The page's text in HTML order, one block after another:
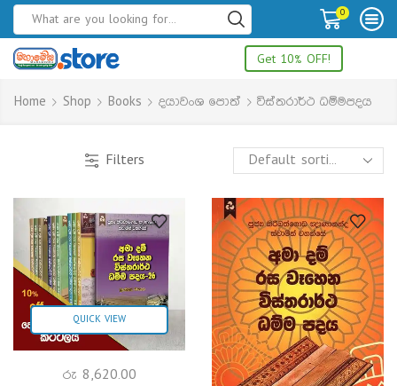
0
Get 10% OFF!
Home Shop Books දයාවංශ පොත් විස්තරාර්ථ ධම්මපදය
Filters
QUICK VIEW
රු 8,620.00